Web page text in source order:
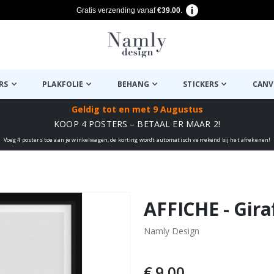
Gratis verzending vanaf€39.00.
PLAKFOLIE BEHANG STICKERS
Geldig tot en met 9 Augustus
KOOP 4 POSTERS – BETAAL ER MAAR 2!
Voeg 4 posters toe aan je winkelwagen, de korting wordt automatisch verrekend bij het afrekenen!
✔ AFFICHE -
Namly Design